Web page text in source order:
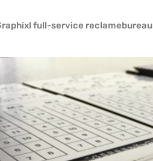
full-service reclamebureau